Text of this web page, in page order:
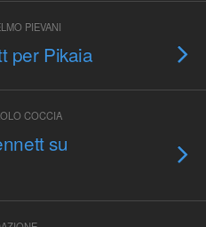
PIEVANI
per Pikaia
COCCIA
su